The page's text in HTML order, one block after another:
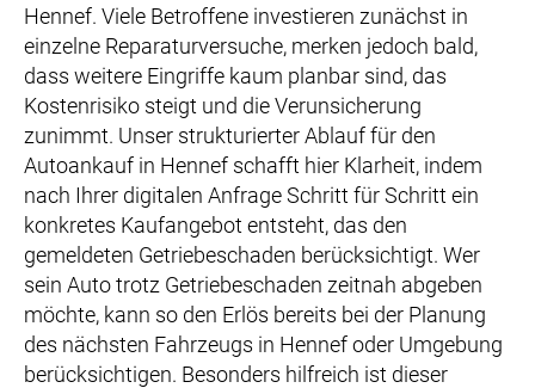
Hennef. Viele Betroffene investieren zunächst in
einzelne Reparaturversuche, merken jedoch bald,
dass weitere Eingriffe kaum planbar sind, das
Kostenrisiko steigt und die Verunsicherung
zunimmt. Unser strukturierter Ablauf für den
Autoankauf in Hennef schafft hier Klarheit, indem
nach Ihrer digitalen Anfrage Schritt für Schritt ein
konkretes Kaufangebot entsteht, das den
gemeldeten Getriebeschaden berücksichtigt. Wer
sein Auto trotz Getriebeschaden zeitnah abgeben
möchte, kann so den Erlös bereits bei der Planung
des nächsten Fahrzeugs in Hennef oder Umgebung
berücksichtigen. Besonders hilfreich ist dieser